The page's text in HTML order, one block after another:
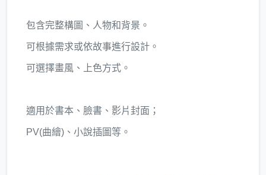
包含完整構圖、人物和背景。
可根據需求或依故事進行設計。
可選擇畫風、上色方式。
適用於書本、臉書、影片封面；
PV(曲繪)、小說插圖等。